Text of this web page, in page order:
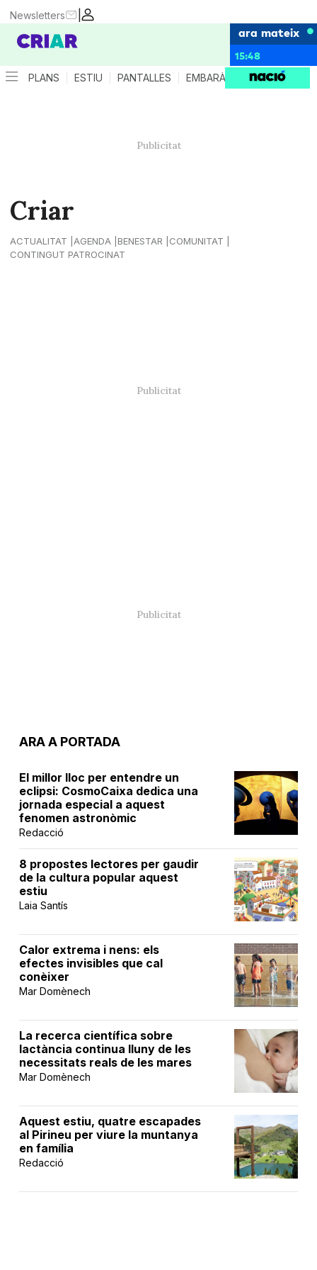
|
Newsletters
ara mateix
15:48
PLANS ESTIU PANTALLES EMBARÀS CRIANÇA
Criar
ACTUALITAT AGENDA BENESTAR
COMUNITAT
CONTINGUT PATROCINAT
ARA A PORTADA
El millor lloc per entendre un
eclipsi: CosmoCaixa dedica una
jornada especial a aquest
fenomen astronòmic
Redacció
8 propostes lectores per gaudir
de la cultura popular aquest
estiu
Laia Santís
Calor extrema i nens: els
efectes invisibles que cal
conèixer
Mar Domènech
La recerca científica sobre
lactància continua lluny de les
necessitats reals de les mares
Mar Domènech
Aquest estiu, quatre escapades
al Pirineu per viure la muntanya
en família
Redacció